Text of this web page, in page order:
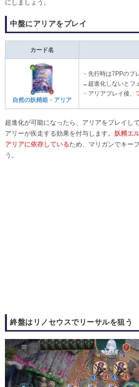
にしましょう。
中盤にアリアをプレイ
カード名
自然の妖精姫・アリア
・先行時は7PPのプ
→超進化しないとフ
・アリアプレイ後、
超進化が可能になったら、アリアをプレイし
アリーが疾走する効果を付与します。 妖精エ
アリアに依存しているため、マリガンでキー
う。
終盤はリノセウスでリーサルを狙う